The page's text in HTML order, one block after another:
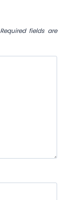
Required fields are